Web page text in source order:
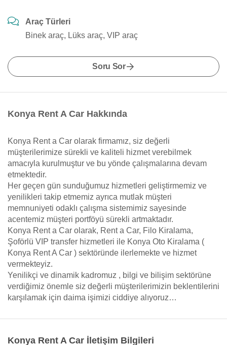
Araç Türleri
Binek araç, Lüks araç, VIP araç
Soru Sor
Konya Rent A Car Hakkında
Konya Rent a Car olarak firmamız, siz değerli
müşterilerimize sürekli ve kaliteli hizmet verebilmek
amacıyla kurulmuştur ve bu yönde çalışmalarına devam
etmektedir.
Her geçen gün sunduğumuz hizmetleri geliştirmemiz ve
yenilikleri takip etmemiz ayrıca mutlak müşteri
memnuniyeti odaklı çalışma sistemimiz sayesinde
acentemiz müşteri portföyü sürekli artmaktadır.
Konya Rent a Car olarak, Rent a Car, Filo Kiralama,
Şoförlü VIP transfer hizmetleri ile Konya Oto Kiralama (
Konya Rent A Car ) sektöründe ilerlemekte ve hizmet
vermekteyiz.
Yenilikçi ve dinamik kadromuz , bilgi ve bilişim sektörüne
verdiğimiz önemle siz değerli müşterilerimizin beklentilerini
karşılamak için daima işimizi ciddiye alıyoruz…
Konya Rent A Car İletişim Bilgileri